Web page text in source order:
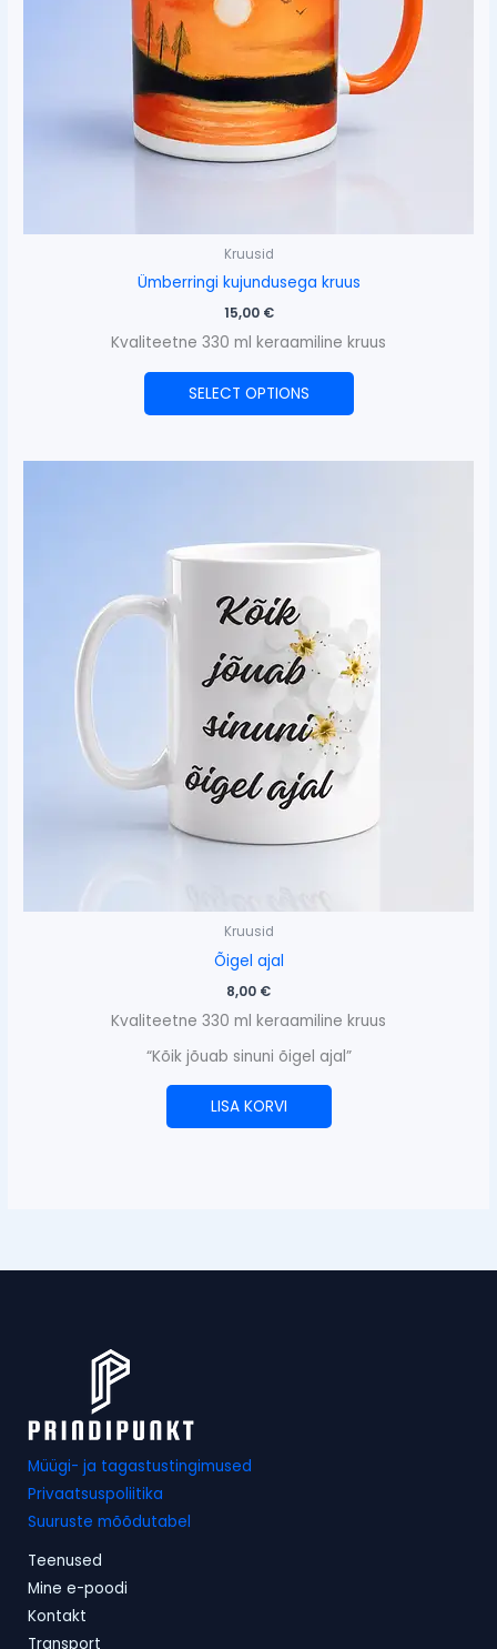
Kruusid
Ümberringi kujundusega kruus
15,00 €
Kvaliteetne 330 ml keraamiline kruus
SELECT OPTIONS
Kruusid
Õigel ajal
8,00 €
Kvaliteetne 330 ml keraamiline kruus
“Kõik jõuab sinuni õigel ajal”
LISA KORVI
Müügi- ja tagastustingimused
Privaatsuspoliitika
Suuruste mõõdutabel
Teenused
Mine e-poodi
Kontakt
Transport